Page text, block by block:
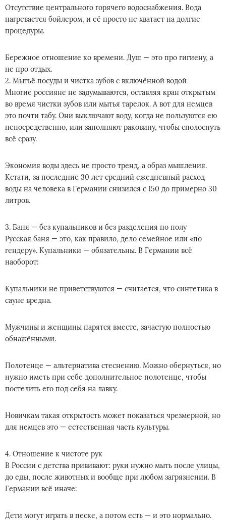
Отсутствие центрального горячего водоснабжения. Вода
нагревается бойлером, и её просто не хватает на долгие
процедуры.
Бережное отношение ко времени. Душ — это про гигиену, а
не про отдых.
2. Мытьё посуды и чистка зубов с включённой водой
Многие россияне не задумываются, оставляя кран открытым
во время чистки зубов или мытья тарелок. А вот для немцев
это почти табу. Они выключают воду, когда не пользуются ею
непосредственно, или заполняют раковину, чтобы сполоснуть
всё сразу.
Экономия воды здесь не просто тренд, а образ мышления.
Кстати, за последние 30 лет средний ежедневный расход
воды на человека в Германии снизился с 150 до примерно 30
литров.
3. Баня — без купальников и без разделения по полу
Русская баня — это, как правило, дело семейное или «по
гендеру». Купальники — обязательны. В Германии всё
наоборот:
Купальники не приветствуются — считается, что синтетика в
сауне вредна.
Мужчины и женщины парятся вместе, зачастую полностью
обнажёнными.
Полотенце — альтернатива стеснению. Можно обернуться, но
нужно иметь при себе дополнительное полотенце, чтобы
постелить его под себя на лавку.
Новичкам такая открытость может показаться чрезмерной, но
для немцев это — естественная часть культуры.
4. Отношение к чистоте рук
В России с детства прививают: руки нужно мыть после улицы,
до еды, после животных и вообще при любом загрязнении. В
Германии всё иначе:
Дети могут играть в песке, а потом есть — и это нормально.